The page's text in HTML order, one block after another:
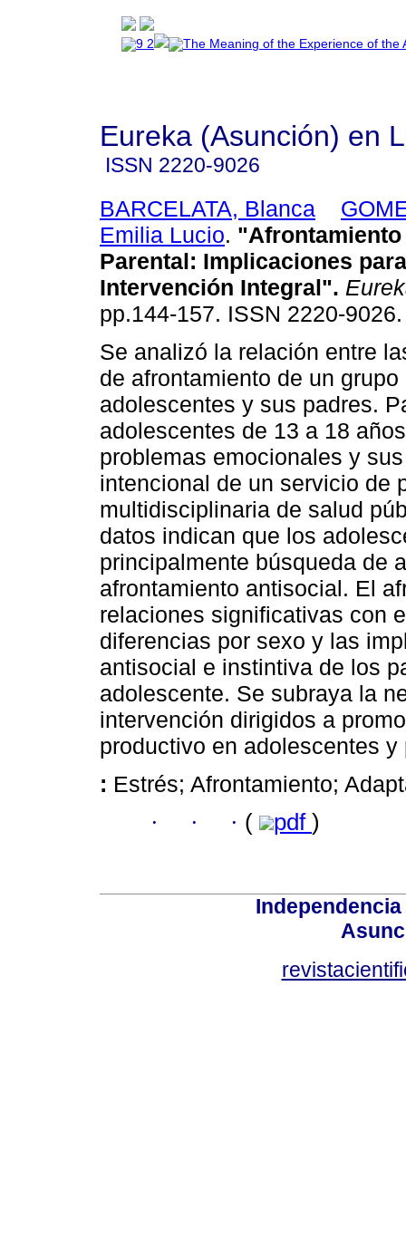
Eureka (Asunción) en
ISSN 2220-9026
BARCELATA, Blanca
Emilia Lucio.
Parental: Implicaciones
Intervención Integral".
pp.144-157. ISSN 2220-9026.
Se analizó la relación entre
de afrontamiento de un grupo
adolescentes y sus padres.
adolescentes de 13 a 18
problemas emocionales y
intencional de un servicio de
multidisciplinaria de salud
datos indican que los
principalmente búsqueda de
afrontamiento antisocial. El
relaciones significativas con
diferencias por sexo y las
antisocial e instintiva de los
adolescente. Se subraya la
intervención dirigidos a
productivo en adolescentes y
: Estrés; Afrontamiento;
· · · ( pdf )